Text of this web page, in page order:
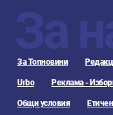
За
За Топновини
Urbo Реклама -
Общи условия